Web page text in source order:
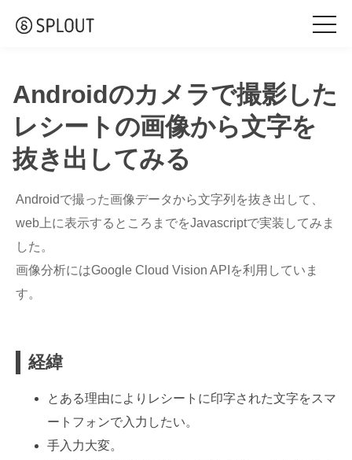
Androidのカメラで撮影した
レシートの画像から文字を
抜き出してみる
Androidで撮った画像データから文字列を抜き出して、
web上に表示するところまでをJavascriptで実装してみま
した。
画像分析にはGoogle Cloud Vision APIを利用していま
す。
経緯
とある理由によりレシートに印字された文字をスマ
ートフォンで入力したい。
手入力大変。